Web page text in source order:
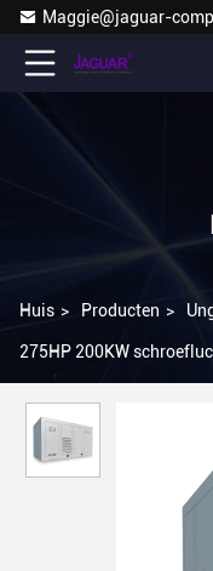
Maggie@jaguar-
Huis > Producten >
275HP 200KW